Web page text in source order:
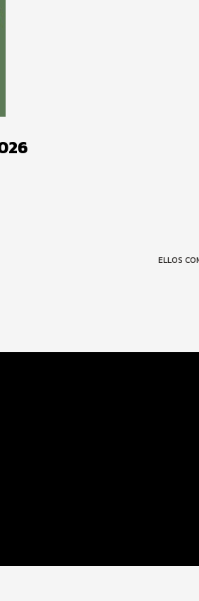
ELLOS